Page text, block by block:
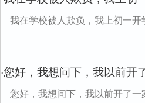
我在学校被人欺负，我上初一
·您好，我想问下，我以前开
您好，我想问下，我以前开了